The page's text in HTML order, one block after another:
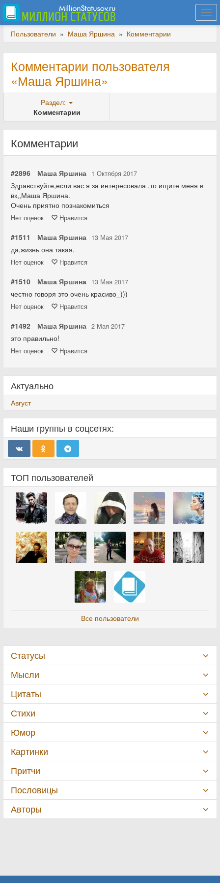
Пользователи » Маша Яршина » Комментарии
Комментарии пользователя
«Маша Яршина»
Раздел:
Комментарии
Комментарии
#2896 Маша Яршина 1 Октября 2017
Здравствуйте,если вас я за интересовала ,то ищите меня в
вк,,Маша Яршина.
Очень приятно познакомиться
Нет оценок Нравится
#1511 Маша Яршина 13 Мая 2017
да,жизнь она такая.
Нет оценок Нравится
#1510 Маша Яршина 13 Мая 2017
честно говоря это очень красиво_)))
Нет оценок Нравится
#1492 Маша Яршина 2 Мая 2017
это правильно!
Нет оценок Нравится
Актуально
Август
Наши группы в соцсетях:
ТОП пользователей
Все пользователи
Статусы
Мысли
Цитаты
Стихи
Юмор
Картинки
Притчи
Пословицы
Авторы